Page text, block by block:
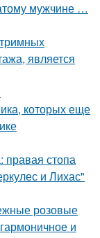
мужчине …
является
которых еще
правая стопа
и Лихас"
розовые
и